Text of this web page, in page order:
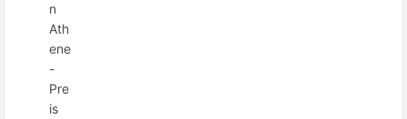
n
Ath
ene
-
Pre
is